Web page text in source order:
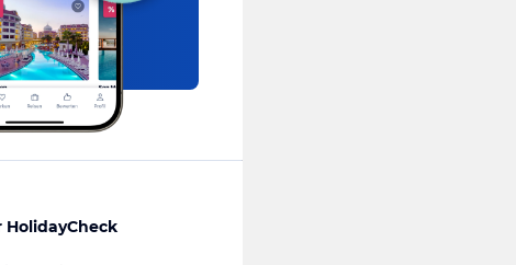
HolidayCheck